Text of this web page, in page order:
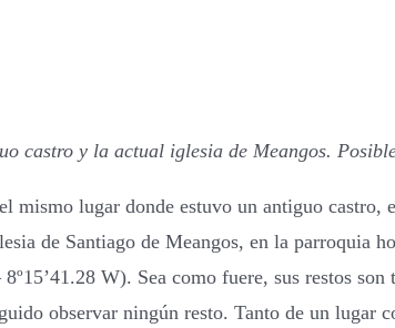
castro y la actual iglesia de Meangos.
mismo lugar donde estuvo un antiguo castro,
de Santiago de Meangos, en la parroquia
W). Sea como fuere, sus restos son
observar ningún resto. Tanto de un